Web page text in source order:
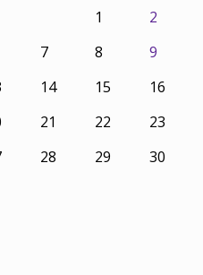
1
2
7 8
9
14 15
16
21 22
23
28 29
30